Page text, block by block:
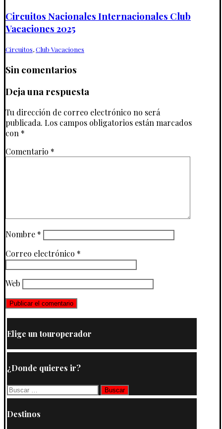
Circuitos Nacionales Internacionales Club
Vacaciones 2025
Circuitos,Club Vacaciones
Sin comentarios
Deja una respuesta
Tu dirección de correo electrónico no será
publicada. Los campos obligatorios están marcados
con *
Comentario *
Nombre *
Correo electrónico *
Web
Elige un touroperador
¿Donde quieres ir?
Buscar:
Destinos